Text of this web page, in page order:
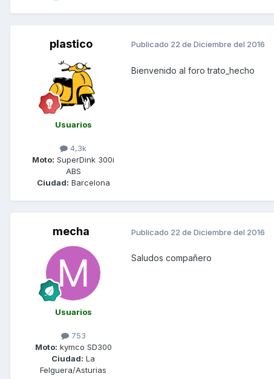
plastico
Usuarios
4,3k
Moto: SuperDink 300i
ABS
Ciudad: Barcelona
Publicado 22 de Diciembre del 2016
Bienvenido al foro trato_hecho
mecha
Usuarios
753
Moto: kymco SD300
Ciudad: La
Felguera/Asturias
Publicado 22 de Diciembre del 2016
Saludos compañero